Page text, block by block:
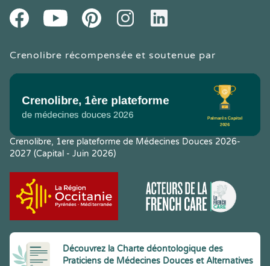
FacebookYoutube PinteresetInstagramLinkedIn
Crenolibre récompensée et soutenue par
Crenolibre, 1ere plateforme de Médecines Douces 2026-
2027 (Capital - Juin 2026)
Découvrez la Charte déontologique des
Praticiens de Médecines Douces et Alternatives